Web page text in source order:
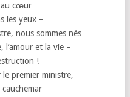
au cœur
les yeux –
nous sommes nés
l’amour et la vie –
!
le premier ministre,